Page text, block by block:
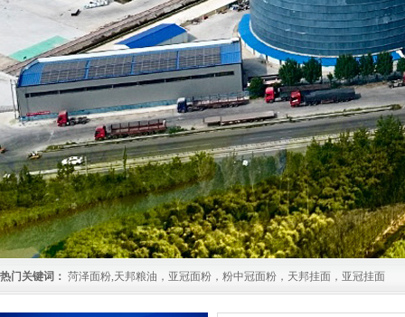
热门关键词： 菏泽面粉,天邦粮油，亚冠面粉，粉中冠面粉，天邦挂面，亚冠挂面